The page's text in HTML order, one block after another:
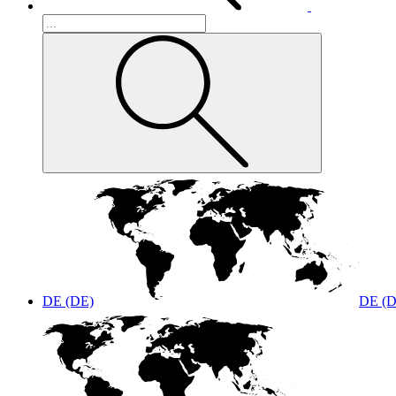
DE (DE) DE